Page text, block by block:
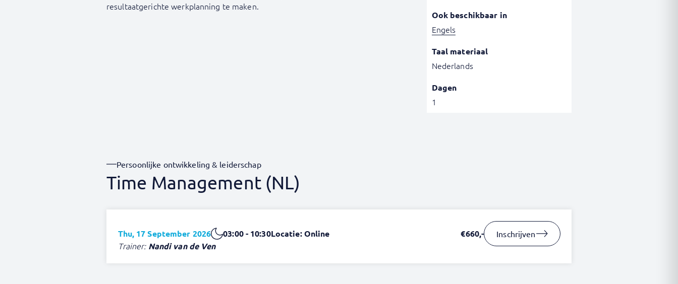
resultaatgerichte werkplanning te maken.
Ook beschikbaar in
Engels
Taal materiaal
Nederlands
Dagen
1
Persoonlijke ontwikkeling & leiderschap
Time Management (NL)
Thu, 17 September 2026 03:00 - 10:30Locatie: Online
Trainer: Nandi van de Ven
€660,- Inschrijven